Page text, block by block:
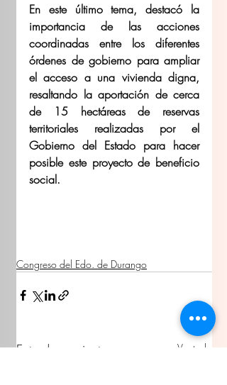
En este último tema, destacó la
importancia de las acciones
coordinadas entre los diferentes
órdenes de gobierno para ampliar
el acceso a una vivienda digna,
resaltando la aportación de cerca
de 15 hectáreas de reservas
territoriales realizadas por el
Gobierno del Estado para hacer
posible este proyecto de beneficio
social.
Congreso del Edo. de Durango
Entradas recientes Ver todo